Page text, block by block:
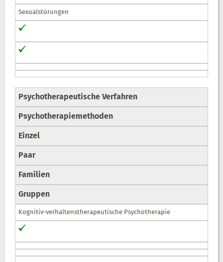
Sexualstörungen
Psychotherapeutische Verfahren
Psychotherapiemethoden
Einzel
Paar
Familien
Gruppen
Kognitiv-verhaltenstherapeutische Psychotherapie